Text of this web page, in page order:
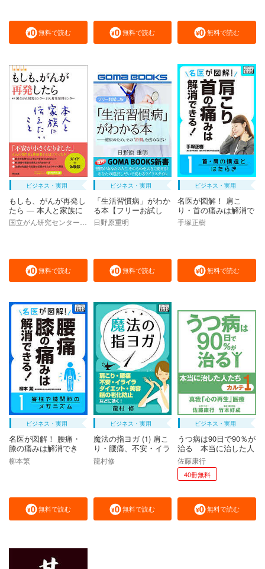
無料で読む 無料で読む 無料で読む
ビジネス・実用
もしも、がんが再発し
たら ― 本人と家族に
伝えたいこと
無料で読む
ビジネス・実用
「生活習慣病」がわか
る本【フリーお試し
版】 ――健康のた
め、その“習慣”を改め
日野原重明
無料で読む
ビジネス・実用
名医が図解！ 肩こ
り・首の痛みは解消で
きる！ (1) 首・肩の構
造とはたらき
手塚正樹
無料で読む
ビジネス・実用
名医が図解！ 腰痛・
膝の痛みは解消でき
る！ (1) 脊柱や膝関節
のメカニズム
柳本繁
無料で読む
ビジネス・実用
魔法の指ヨガ (1) 肩こ
り・腰痛、不安・イラ
イラ、ダイエット・美
容、脳の老化防止など
龍村修
無料で読む
ビジネス・実用
うつ病は90日で90％が
治る 本当に治した人
たち カルテ１ 真我
「心の再生」医療
佐藤康行
40冊無料
無料で読む